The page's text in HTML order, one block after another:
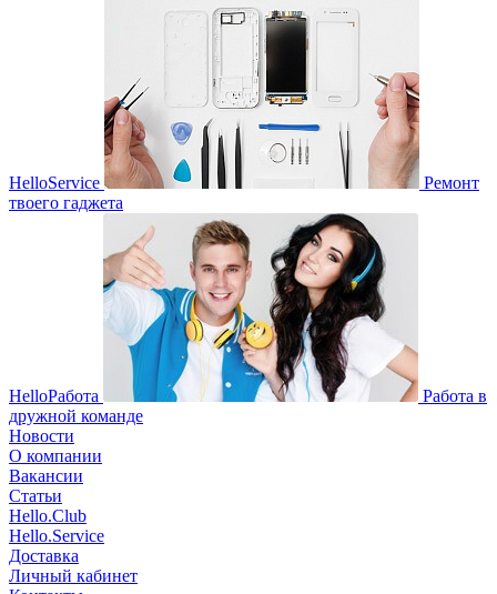
HelloService
Ремонт
твоего гаджета
HelloРабота
Работа в
дружной команде
Новости
О компании
Вакансии
Статьи
Hello.Club
Hello.Service
Доставка
Личный кабинет